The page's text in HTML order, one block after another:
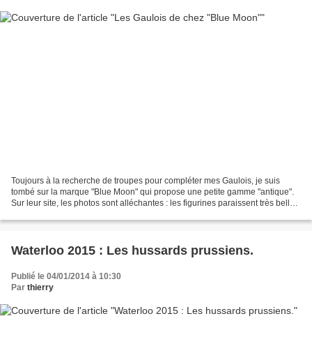
Toujours à la recherche de troupes pour compléter mes Gaulois, je suis
tombé sur la marque "Blue Moon" qui propose une petite gamme "antique".
Sur leur site, les photos sont alléchantes : les figurines paraissent très belles
Waterloo 2015 : Les hussards prussiens.
Publié le 04/01/2014 à 10:30
Par thierry